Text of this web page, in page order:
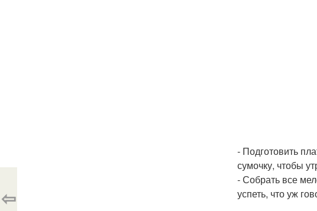
- Подготовить
сумочку, чтобы
- Собрать все
успеть, что уж
⇦